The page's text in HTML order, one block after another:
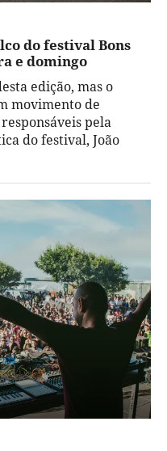
do festival Bons
e domingo
edição, mas o
movimento de
pela
do festival, João